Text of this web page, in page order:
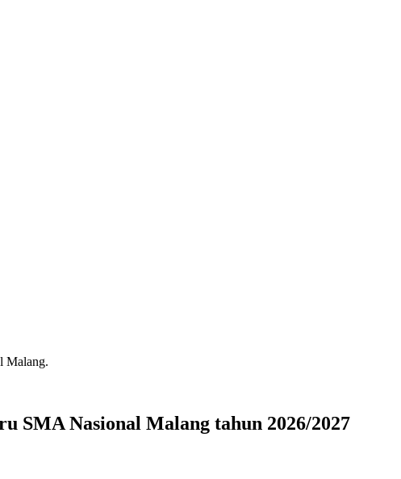
Malang.
SMA Nasional Malang tahun 2026/2027